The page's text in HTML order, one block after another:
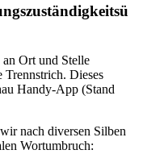
Ort und Stelle
Trennstrich. Dieses
Handy-App (Stand
nach diversen Silben
Wortumbruch: